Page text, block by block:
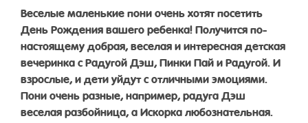
Веселые маленькие пони очень хотят посетить
День Рождения вашего ребенка! Получится по-
настоящему добрая, веселая и интересная детская
вечеринка с Радугой Дэш, Пинки Пай и Радугой. И
взрослые, и дети уйдут с отличными эмоциями.
Пони очень разные, например, радуга Дэш
веселая разбойница, а Искорка любознательная.